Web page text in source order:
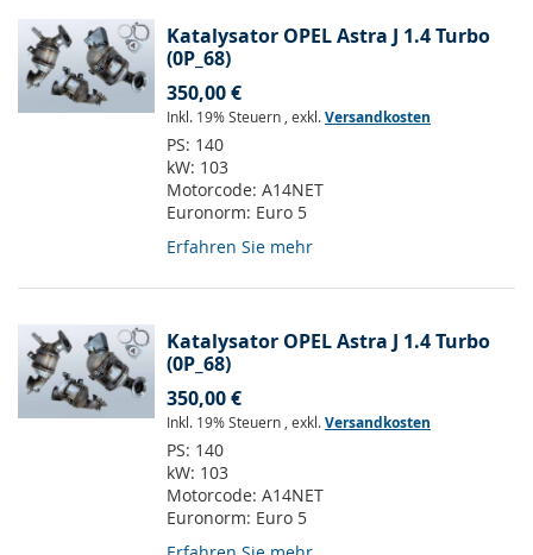
Katalysator OPEL Astra J 1.4 Turbo
(0P_68)
350,00 €
Inkl. 19% Steuern , exkl.Versandkosten
PS: 140
kW: 103
Motorcode: A14NET
Euronorm: Euro 5
Erfahren Sie mehr
Katalysator OPEL Astra J 1.4 Turbo
(0P_68)
350,00 €
Inkl. 19% Steuern , exkl.Versandkosten
PS: 140
kW: 103
Motorcode: A14NET
Euronorm: Euro 5